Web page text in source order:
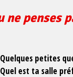
ne penses
Quelques petites
Quel est ta salle